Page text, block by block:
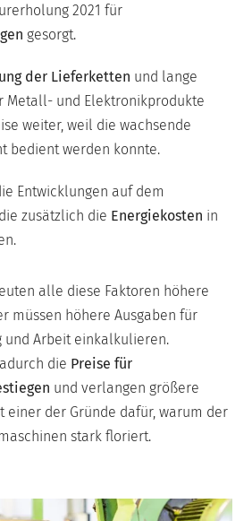
2021 für
gesorgt.
der Lieferketten und lange
Metall- und Elektronikprodukte
weiter, weil die wachsende
bedient werden konnte.
Entwicklungen auf dem
zusätzlich die Energiekosten in
alle diese Faktoren höhere
müssen höhere Ausgaben für
und Arbeit einkalkulieren.
die Preise für
und verlangen größere
einer der Gründe dafür, warum der
stark floriert.